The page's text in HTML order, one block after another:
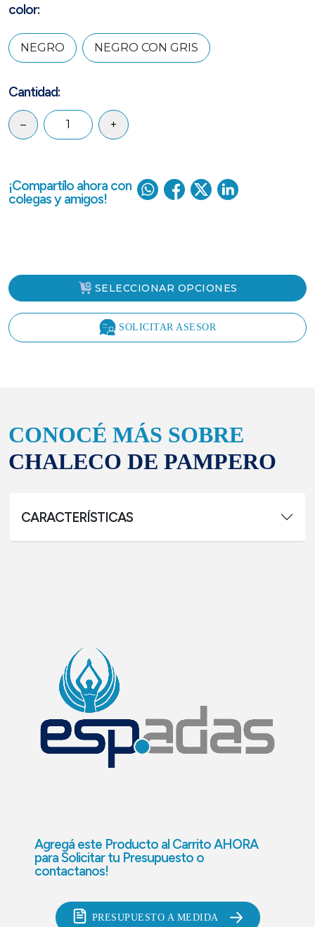
color:
NEGRO NEGRO CON GRIS
Cantidad:
– +
¡Compartílo ahora con
colegas y amigos!
SELECCIONAR OPCIONES
SOLICITAR ASESOR
CONOCÉ MÁS SOBRE
CHALECO DE PAMPERO
CARACTERÍSTICAS
Agregá este Producto al Carrito AHORA
paraSolicitar tu Presupuesto o
contactanos!
PRESUPUESTO A MEDIDA